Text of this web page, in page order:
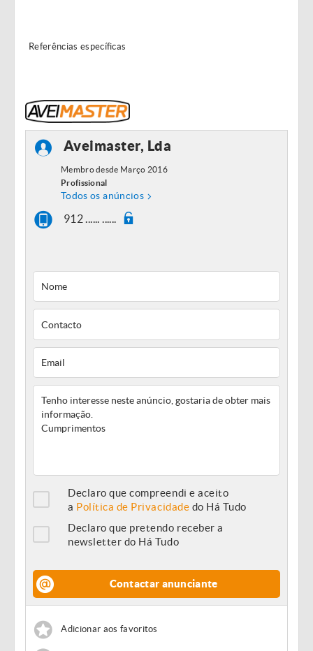
Referências específicas
Aveimaster, Lda
Membro desde Março 2016
Profissional
Todos os anúncios
912 ...... ......
Declaro que compreendi e aceito
a Política de Privacidade do Há Tudo
Declaro que pretendo receber a
newsletter do Há Tudo
Contactar anunciante
Adicionar aos favoritos